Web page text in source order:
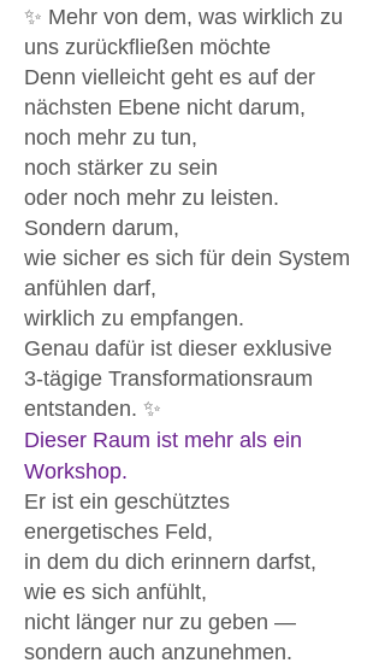
✨ Mehr von dem, was wirklich zu
uns zurückfließen möchte
Denn vielleicht geht es auf der
nächsten Ebene nicht darum,
noch mehr zu tun,
noch stärker zu sein
oder noch mehr zu leisten.
Sondern darum,
wie sicher es sich für dein System
anfühlen darf,
wirklich zu empfangen.
Genau dafür ist dieser exklusive
3-tägige Transformationsraum
entstanden. ✨
Dieser Raum ist mehr als ein
Workshop.
Er ist ein geschütztes
energetisches Feld,
in dem du dich erinnern darfst,
wie es sich anfühlt,
nicht länger nur zu geben —
sondern auch anzunehmen.